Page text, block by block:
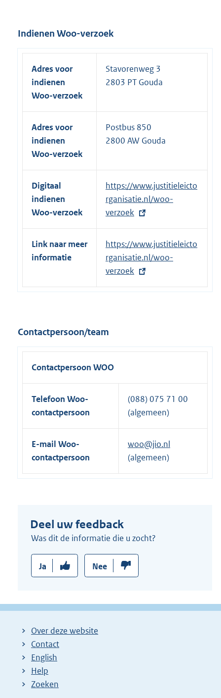
i
n
k
Indienen Woo-verzoek
Adres voor
indienen
Woo-verzoek
Stavorenweg 3
2803 PT Gouda
Adres voor
indienen
Woo-verzoek
Postbus 850
2800 AW Gouda
Digitaal
indienen
Woo-verzoek
E
x
t
e
r
e
i
:
https://www.justitieleicto
rganisatie.nl/woo-
verzoek
Link naar meer
informatie
E
x
t
e
l
i
n
https://www.justitieleicto
rganisatie.nl/woo-
verzoek
Contactpersoon/team
Contactpersoon WOO
Telefoon Woo-
contactpersoon
(088) 075 71 00
(algemeen)
E-mail Woo-
contactpersoon
woo@jio.nl
(algemeen)
Deel uw feedback
Was dit de informatie die u zocht?
Ja Nee
Over deze website
Contact
English
Help
Zoeken